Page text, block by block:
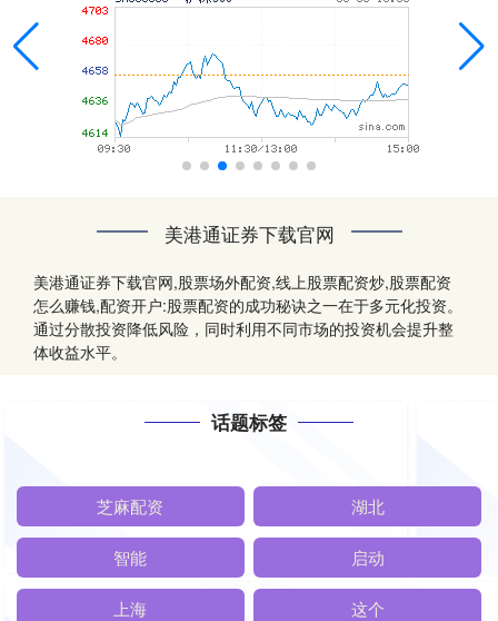
美港通证券下载官网
美港通证券下载官网,股票场外配资,线上股票配资炒,股票配资
怎么赚钱,配资开户:股票配资的成功秘诀之一在于多元化投资。
通过分散投资降低风险，同时利用不同市场的投资机会提升整
体收益水平。
话题标签
芝麻配资 湖北
智能 启动
上海 这个